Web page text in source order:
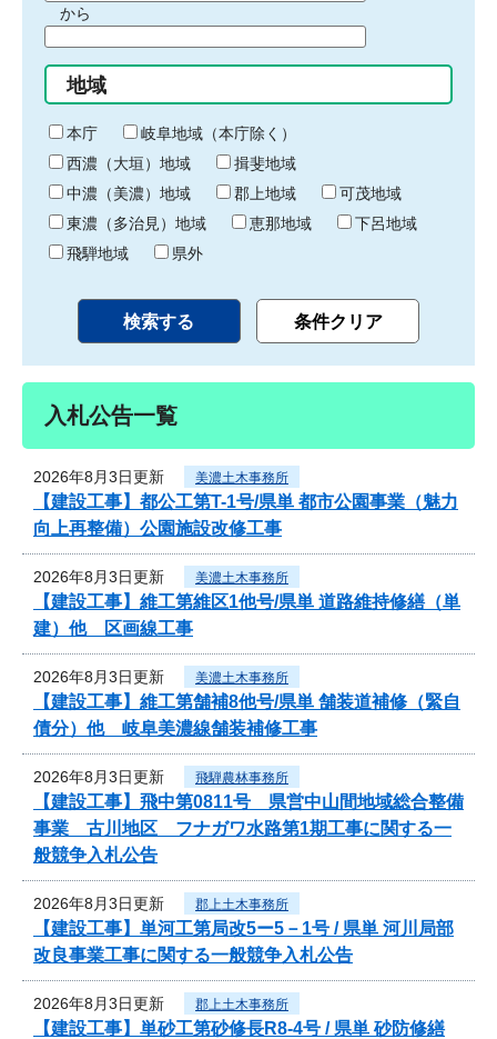
間
始
り
から
間
終
わ
り
地域
本庁
岐阜地域（本庁除く）
西濃（大垣）地域
揖斐地域
中濃（美濃）地域
郡上地域
可茂地域
東濃（多治見）地域
恵那地域
下呂地域
飛騨地域
県外
入札公告一覧
2026年8月3日更新 美濃土木事務所
【建設工事】都公工第T-1号/県単 都市公園事業（魅力
向上再整備）公園施設改修工事
2026年8月3日更新 美濃土木事務所
【建設工事】維工第維区1他号/県単 道路維持修繕（単
建）他 区画線工事
2026年8月3日更新 美濃土木事務所
【建設工事】維工第舗補8他号/県単 舗装道補修（緊自
債分）他 岐阜美濃線舗装補修工事
2026年8月3日更新 飛騨農林事務所
【建設工事】飛中第0811号 県営中山間地域総合整備
事業 古川地区 フナガワ水路第1期工事に関する一
般競争入札公告
2026年8月3日更新 郡上土木事務所
【建設工事】単河工第局改5ー5－1号 / 県単 河川局部
改良事業工事に関する一般競争入札公告
2026年8月3日更新 郡上土木事務所
【建設工事】単砂工第砂修長R8-4号 / 県単 砂防修繕